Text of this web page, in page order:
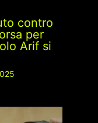
contro
per
Arif si